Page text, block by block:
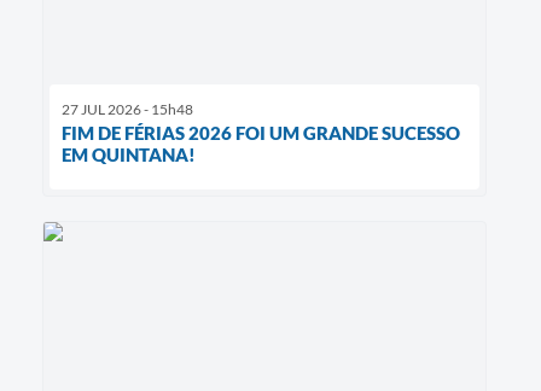
27 JUL 2026 - 15h48
FIM DE FÉRIAS 2026 FOI UM GRANDE SUCESSO
EM QUINTANA!